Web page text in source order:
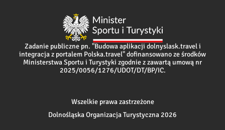
Zadanie publiczne pn. "Budowa aplikacji dolnyslask.travel i
integracja z portalem Polska.travel" dofinansowano ze środków
Ministerstwa Sportu i Turystyki zgodnie z zawartą umową nr
2025/0056/1276/UDOT/DT/BP/IC.
Wszelkie prawa zastrzeżone
Dolnośląska Organizacja Turystyczna 2026